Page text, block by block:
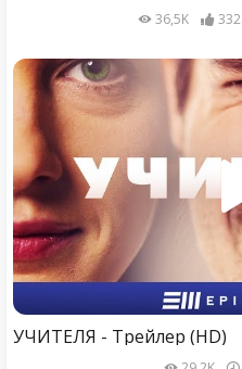
36,5K 332
УЧИТЕЛЯ - Трейлер (HD)